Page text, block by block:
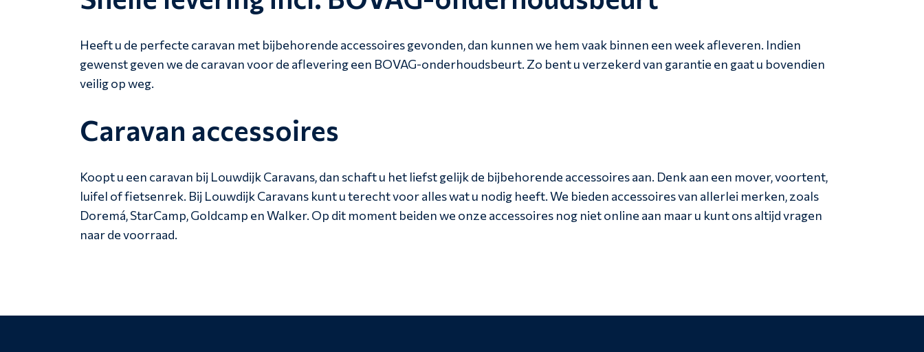
Heeft u de perfecte caravan met bijbehorende accessoires gevonden, dan kunnen we hem vaak binnen een week afleveren. Indien
gewenst geven we de caravan voor de aflevering een BOVAG-onderhoudsbeurt. Zo bent u verzekerd van garantie en gaat u bovendien
veilig op weg.
Caravan accessoires
Koopt u een caravan bij Louwdijk Caravans, dan schaft u het liefst gelijk de bijbehorende accessoires aan. Denk aan een mover, voortent,
luifel of fietsenrek. Bij Louwdijk Caravans kunt u terecht voor alles wat u nodig heeft. We bieden accessoires van allerlei merken, zoals
Doremá, StarCamp, Goldcamp en Walker. Op dit moment beiden we onze accessoires nog niet online aan maar u kunt ons altijd vragen
naar de voorraad.